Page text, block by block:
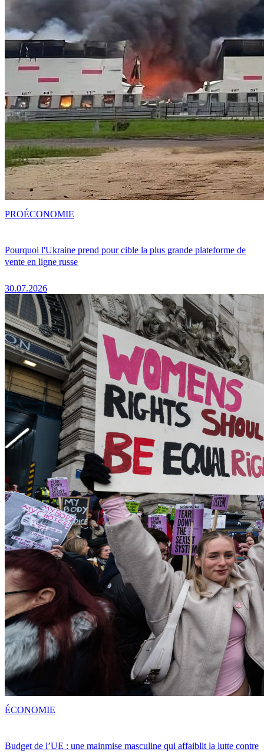
Pourquoi l'Ukraine prend pour cible la plus grande plateforme de
vente en ligne russe
30.07.2026
PROÉCONOMIE
Budget de l’UE : une mainmise masculine qui affaiblit la lutte contre
ÉCONOMIE